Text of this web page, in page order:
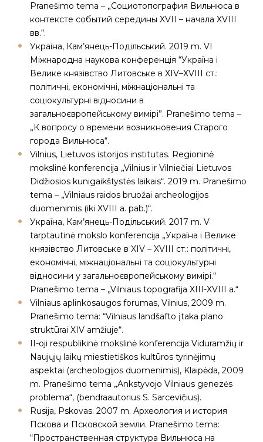
Pranešimo tema – „Социотопография Вильнюса в
контексте событий середины XVII – начала XVIII
вв.“.
Українa, Кам’янець-Подільський. 2019 m. VI
Міжнародна наукова конференція “Україна і
Велике князівство Литовське в ХІV–ХVIIІ ст.:
політичні, економічні, міжнаціональні та
соціокультурні відносини в
загальноєвропейському вимірі”. Pranešimo tema –
„К вопросу о времени возникновения Старого
города Вильнюса“.
Vilnius, Lietuvos istorijos institutas. Regioninė
mokslinė konferencija „Vilnius ir Vilniečiai Lietuvos
Didžiosios kunigaikštystės laikais“. 2019 m. Pranešimo
tema – „Vilniaus raidos bruožai archeologijos
duomenimis (iki XVIII a. pab.)“.
Українa, Кам’янець-Подільський. 2017 m. V
tarptautinė mokslo konferencija „Україна і Велике
князівство Литовське в XIV – XVIII ст.: політичні,
економічні, міжнаціональні та соціокультурні
відносини у загальноєвропейському вимірі.“
Pranešimo tema – „Vilniaus topografija XIII-XVIII a.“
Vilniaus aplinkosaugos forumas, Vilnius, 2009 m.
Pranešimo tema: “Vilniaus landšafto įtaka plano
struktūrai XIV amžiuje“.
II-oji respublikinė mokslinė konferencija Viduramžių ir
Naujųjų laikų miestietiškos kultūros tyrinėjimų
aspektai (archeologijos duomenimis), Klaipėda, 2009
m. Pranešimo tema „Ankstyvojo Vilniaus genezės
problema“, (bendraautorius S. Sarcevičius).
Rusija, Pskovas. 2007 m. Археология и история
Пскова и Псковской земли. Pranešimo tema:
“Пространственная структура Вильнюса на